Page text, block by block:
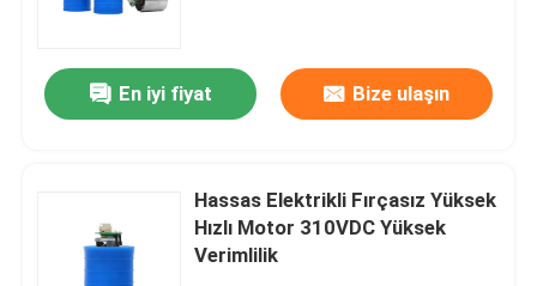
En iyi fiyat Bize ulaşın
Hassas Elektrikli Fırçasız Yüksek
Hızlı Motor 310VDC Yüksek
Verimlilik